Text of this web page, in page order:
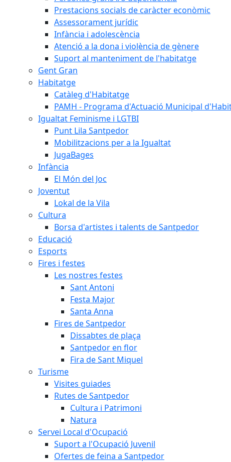
Prestacions socials de caràcter econòmic
Assessorament jurídic
Infància i adolescència
Atenció a la dona i violència de gènere
Suport al manteniment de l'habitatge
Gent Gran
Habitatge
Catàleg d'Habitatge
PAMH - Programa d'Actuació Municipal
Igualtat Feminisme i LGTBI
Punt Lila Santpedor
Mobilitzacions per a la Igualtat
JugaBages
Infància
El Món del Joc
Joventut
Lokal de la Vila
Cultura
Borsa d'artistes i talents de Santpedor
Educació
Esports
Fires i festes
Les nostres festes
Sant Antoni
Festa Major
Santa Anna
Fires de Santpedor
Dissabtes de plaça
Santpedor en flor
Fira de Sant Miquel
Turisme
Visites guiades
Rutes de Santpedor
Cultura i Patrimoni
Natura
Servei Local d'Ocupació
Suport a l'Ocupació Juvenil
Ofertes de feina a Santpedor